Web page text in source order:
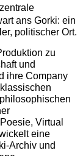
ans Gorki: ein
politischer Ort.
zu
und
ihre Company
Virtual
eine
Archiv und